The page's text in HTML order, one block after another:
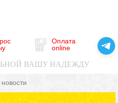
Оплата
online
ВАШУ НАДЕЖДУ